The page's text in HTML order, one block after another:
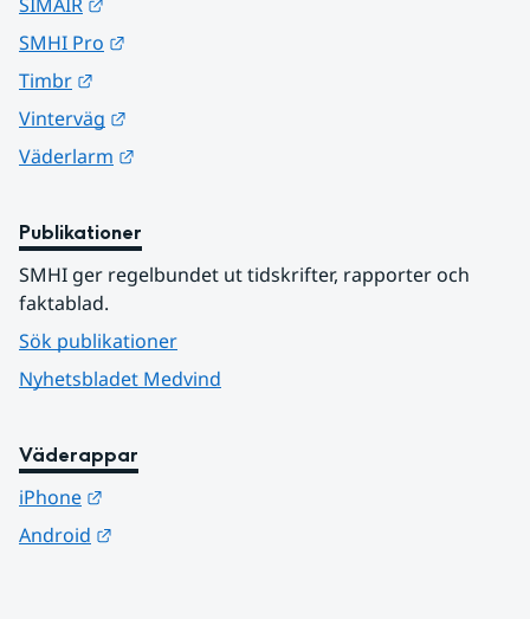
SMHI Pro
Timbr
Vinterväg
Väderlarm
Publikationer
SMHI ger regelbundet ut tidskrifter, rapporter och
faktablad.
Sök publikationer
Nyhetsbladet Medvind
Väderappar
iPhone
Android